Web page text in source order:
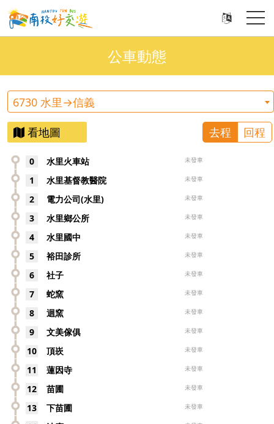
公車動態
6730 水里→信義
看地圖 去程 回程
0 水里火車站 未發車
1 水里基督教醫院 未發車
2 電力公司(水里) 未發車
3 水里鄉公所 未發車
4 水里國中 未發車
5 裕田診所 未發車
6 社子 未發車
7 蛇窯 未發車
8 迴窯 未發車
9 文美傢俱 未發車
10 頂崁 未發車
11 蓮因寺 未發車
12 苗圃 未發車
13 下苗圃 未發車